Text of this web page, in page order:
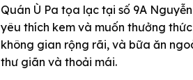
Quán Ù Pa tọa lạc tại số 9A
yêu thích kem và muốn thưởng
không gian rộng rãi, và bữa ăn
thư giãn và thoải mái.